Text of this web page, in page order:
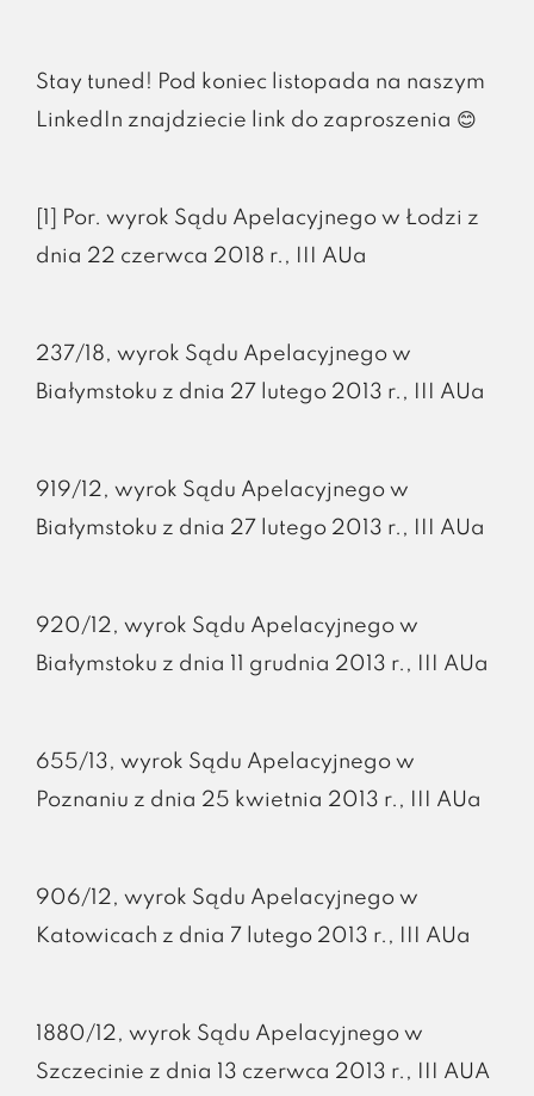
Stay tuned! Pod koniec listopada na naszym
LinkedIn znajdziecie link do zaproszenia 😊
[1] Por. wyrok Sądu Apelacyjnego w Łodzi z
dnia 22 czerwca 2018 r., III AUa
237/18, wyrok Sądu Apelacyjnego w
Białymstoku z dnia 27 lutego 2013 r., III AUa
919/12, wyrok Sądu Apelacyjnego w
Białymstoku z dnia 27 lutego 2013 r., III AUa
920/12, wyrok Sądu Apelacyjnego w
Białymstoku z dnia 11 grudnia 2013 r., III AUa
655/13, wyrok Sądu Apelacyjnego w
Poznaniu z dnia 25 kwietnia 2013 r., III AUa
906/12, wyrok Sądu Apelacyjnego w
Katowicach z dnia 7 lutego 2013 r., III AUa
1880/12, wyrok Sądu Apelacyjnego w
Szczecinie z dnia 13 czerwca 2013 r., III AUA